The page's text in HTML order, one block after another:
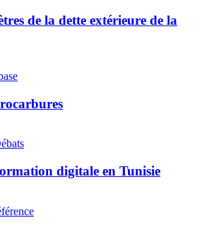
de la dette extérieure de la
digitale en Tunisie